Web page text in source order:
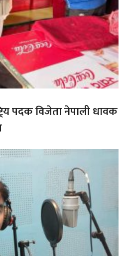
पदक विजेता नेपाली धावक